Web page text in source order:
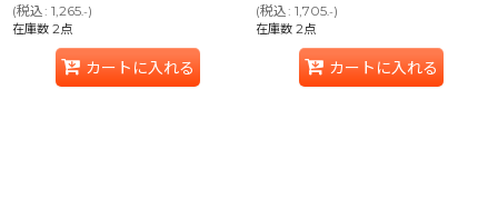
(税込: 1,265.-)
在庫数 2点
カートに入れる
(税込: 1,705.-)
在庫数 2点
カートに入れる